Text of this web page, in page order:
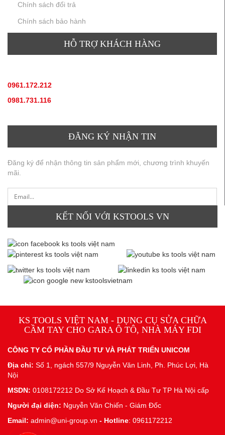
Chính sách đổi trả
Chính sách bảo hành
HỖ TRỢ KHÁCH HÀNG
0961.172.212
0981.731.116
ĐĂNG KÝ NHẬN TIN
Đăng ký để nhận thông tin sản phẩm mới, chương trình khuyến
mãi.
KẾT NỐI VỚI KSTOOLS VN
KS TOOLS VIỆT NAM - DỤNG CỤ SỬA CHỮA
CẦM TAY CHO GARA Ô TÔ, NHÀ MÁY FDI
CÔNG TY CỔ PHẦN ĐẦU TƯ VÀ PHÁT TRIỂN UNICOM
Địa chỉ: Số 1, ngách 557/9 Nguyễn Văn Linh, Ph. Phúc Lợi, Hà
Nội
MSDN: 0108172212 Do Sở Kế Hoạch & Đầu Tư TP Hà Nội cấp
Người đại diện: Nguyễn Văn Chiến - Giám Đốc
Email: admin@uni-group.vn - Hotline: 0961172212